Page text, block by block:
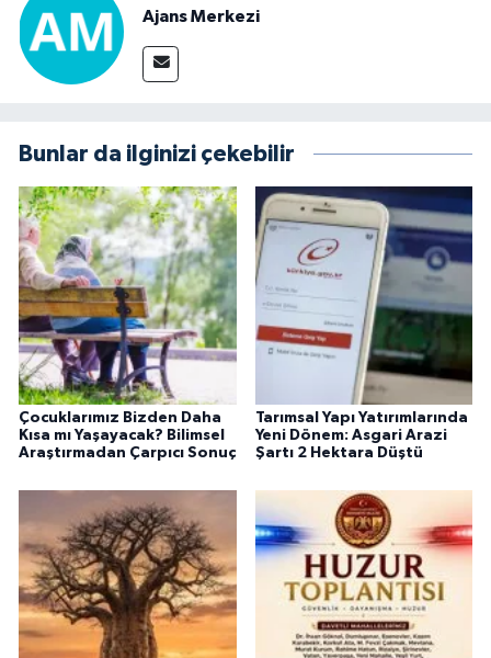
Ajans Merkezi
Bunlar da ilginizi çekebilir
Çocuklarımız Bizden Daha
Kısa mı Yaşayacak? Bilimsel
Araştırmadan Çarpıcı Sonuç
Tarımsal Yapı Yatırımlarında
Yeni Dönem: Asgari Arazi
Şartı 2 Hektara Düştü